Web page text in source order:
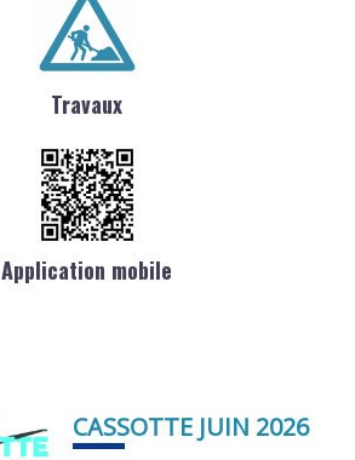
Travaux
Application mobile
CASSOTTE JUIN 2026